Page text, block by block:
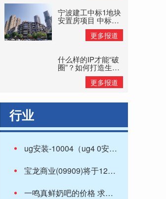
宁波建工中标1地块
安置房项目 中标价
格8.11亿元
更多报道
什么样的IP才能“破
圈”？如何打造生命
力持久的IP？
更多报道
行业
ug安装-10004（ug4 0安装）
宝龙商业(09909)将于12月20日派发中期股息每股0.15港元
一鸣真鲜奶吧的价格 求一鸣真鲜奶吧的价目表